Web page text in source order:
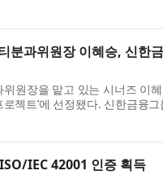
과위원장 이혜승, 신한
원장을 맡고 있는 시너즈 이
젝트’에 선정됐다. 신한금융
IEC 42001 인증 획득